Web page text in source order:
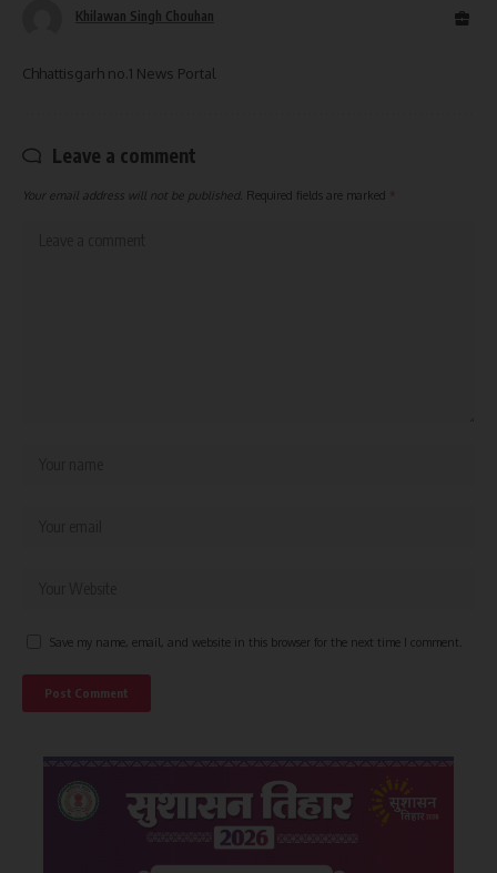
Khilawan Singh Chouhan
Chhattisgarh no.1 News Portal
Leave a comment
Your email address will not be published. Required fields are marked *
Save my name, email, and website in this browser for the next time I comment.